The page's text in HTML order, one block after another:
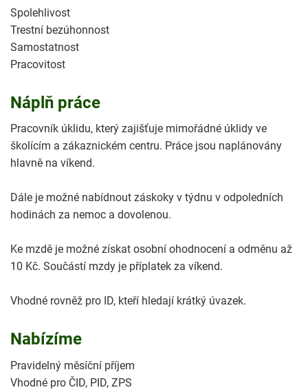
Spolehlivost
Trestní bezúhonnost
Samostatnost
Pracovitost
Náplň práce
Pracovník úklidu, který zajišťuje mimořádné úklidy ve
školícím a zákaznickém centru. Práce jsou naplánovány
hlavně na víkend.
Dále je možné nabídnout záskoky v týdnu v odpoledních
hodinách za nemoc a dovolenou.
Ke mzdě je možné získat osobní ohodnocení a odměnu až
10 Kč. Součástí mzdy je příplatek za víkend.
Vhodné rovněž pro ID, kteří hledají krátký úvazek.
Nabízíme
Pravidelný měsíční příjem
Vhodné pro ČID, PID, ZPS